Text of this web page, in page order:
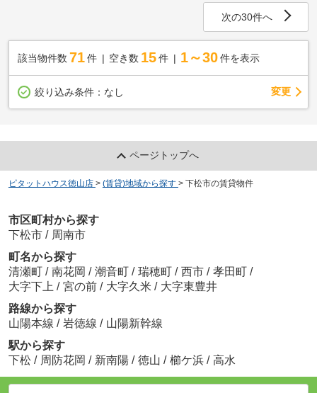
次の30件へ
該当物件数 71件 空き数 15 件 1～30 件を表示
絞り込み条件： なし 変更
ページトップへ
ピタットハウス徳山店 > (賃貸)地域から探す > 下松市の賃貸物件
市区町村から探す
下松市 / 周南市
町名から探す
清瀬町 / 南花岡 / 潮音町 / 瑞穂町 / 西市 / 孝田町 /
大字下上 / 宮の前 / 大字久米 / 大字東豊井
路線から探す
山陽本線 / 岩徳線 / 山陽新幹線
駅から探す
下松 / 周防花岡 / 新南陽 / 徳山 / 櫛ケ浜 / 高水